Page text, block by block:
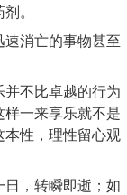
。
消亡的事物甚至
不比卓越的行为
一来享乐就不是
性，理性留心观
，转瞬即逝；如